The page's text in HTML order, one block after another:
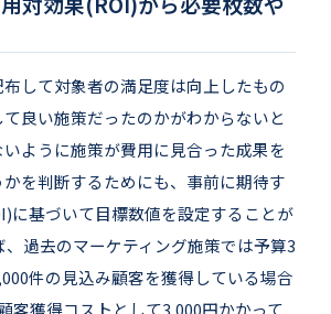
して対象者の満足度は向上したもの
良い施策だったのかがわからないと
ように施策が費用に見合った成果を
かを判断するためにも、事前に期待す
に基づいて目標数値を設定することが
、過去のマーケティング施策では予算3
件の見込み顧客を獲得している場合
客獲得コストとして3,000円かかって